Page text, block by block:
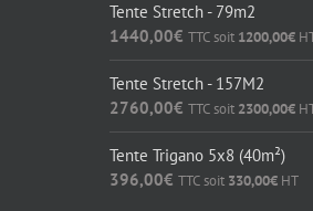
Tente Stretch - 79m2
1440,00€ TTC soit 1200,00€
Tente Stretch - 157M2
2760,00€ TTC soit 2300,00€
Tente Trigano 5x8 (40m²)
396,00€ TTC soit 330,00€HT